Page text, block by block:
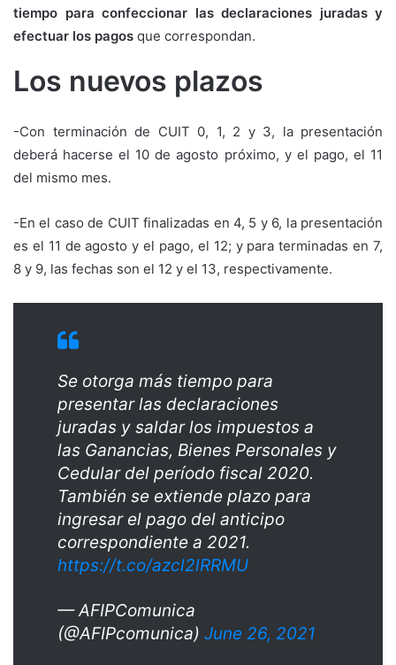
tiempo para confeccionar las declaraciones juradas y
efectuar los pagos que correspondan.
Los nuevos plazos
-Con terminación de CUIT 0, 1, 2 y 3, la presentación
deberá hacerse el 10 de agosto próximo, y el pago, el 11
del mismo mes.
-En el caso de CUIT finalizadas en 4, 5 y 6, la presentación
es el 11 de agosto y el pago, el 12; y para terminadas en 7,
8 y 9, las fechas son el 12 y el 13, respectivamente.
Se otorga más tiempo para
presentar las declaraciones
juradas y saldar los impuestos a
las Ganancias, Bienes Personales y
Cedular del período fiscal 2020.
También se extiende plazo para
ingresar el pago del anticipo
correspondiente a 2021.
https://t.co/azcl2lRRMU
— AFIPComunica
(@AFIPcomunica) June 26, 2021